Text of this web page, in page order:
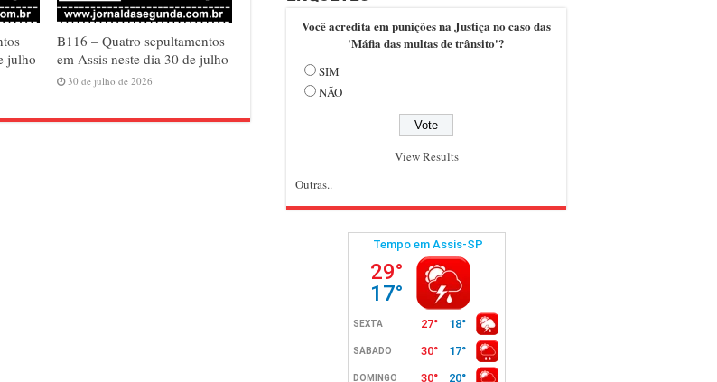
julho
B116 – Quatro sepultamentos
em Assis neste dia 30 de julho
30 de julho de 2026
Você acredita em punições na Justiça no caso das
'Máfia das multas de trânsito'?
SIM
NÃO
View Results
Outras..